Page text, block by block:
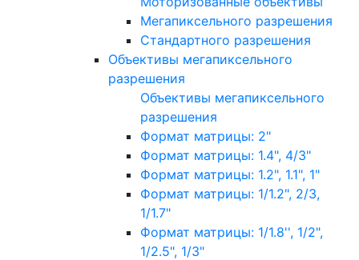
Мегапиксельного разрешения
Стандартного разрешения
Объективы мегапиксельного
разрешения
Объективы мегапиксельного
разрешения
Формат матрицы: 2"
Формат матрицы: 1.4", 4/3"
Формат матрицы: 1.2", 1.1", 1"
Формат матрицы: 1/1.2", 2/3,
1/1.7"
Формат матрицы: 1/1.8'', 1/2",
1/2.5", 1/3"